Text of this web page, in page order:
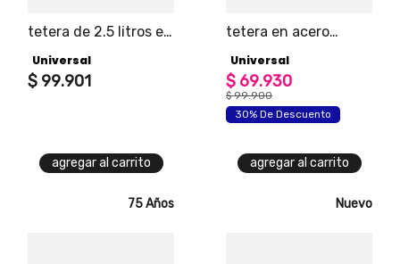
tetera de 2.5 litros en
edición artemisa
universal
Universal
$ 99.901
agregar al carrito
tetera en acero
Universal
$ 69.930
$ 99.900
30% De Descuento
agregar al carrito
75 Años Nuevo